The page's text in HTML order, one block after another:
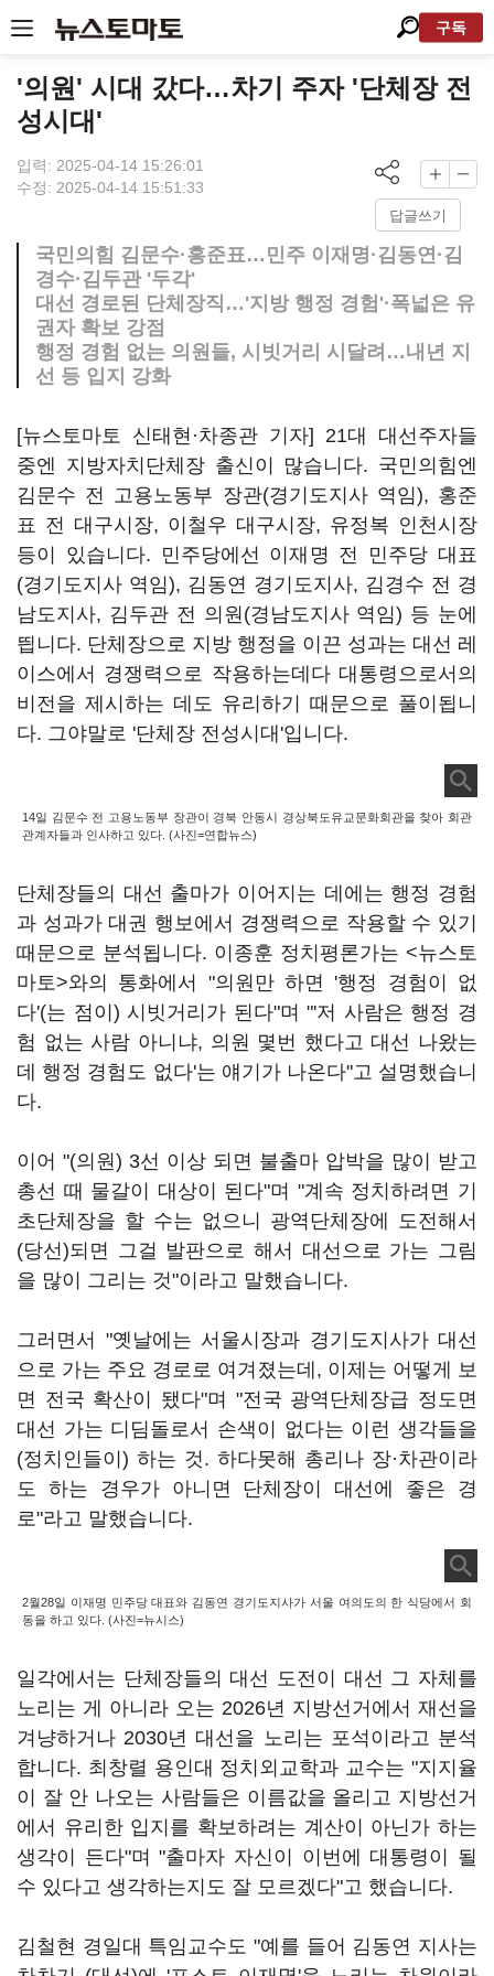
구독
'의원' 시대 갔다…차기 주자 '단체장 전
성시대'
입력: 2025-04-14 15:26:01
수정: 2025-04-14 15:51:33
답글쓰기
국민의힘 김문수·홍준표…민주 이재명·김동연·김
경수·김두관 '두각'
대선 경로된 단체장직…'지방 행정 경험'·폭넓은 유
권자 확보 강점
행정 경험 없는 의원들, 시빗거리 시달려…내년 지
선 등 입지 강화
[뉴스토마토 신태현·차종관 기자] 21대 대선주자들
중엔 지방자치단체장 출신이 많습니다. 국민의힘엔
김문수 전 고용노동부 장관(경기도지사 역임), 홍준
표 전 대구시장, 이철우 대구시장, 유정복 인천시장
등이 있습니다. 민주당에선 이재명 전 민주당 대표
(경기도지사 역임), 김동연 경기도지사, 김경수 전 경
남도지사, 김두관 전 의원(경남도지사 역임) 등 눈에
띕니다. 단체장으로 지방 행정을 이끈 성과는 대선 레
이스에서 경쟁력으로 작용하는데다 대통령으로서의
비전을 제시하는 데도 유리하기 때문으로 풀이됩니
다. 그야말로 '단체장 전성시대'입니다.
14일 김문수 전 고용노동부 장관이 경북 안동시 경상북도유교문화회관을 찾아 회관
관계자들과 인사하고 있다. (사진=연합뉴스)
단체장들의 대선 출마가 이어지는 데에는 행정 경험
과 성과가 대권 행보에서 경쟁력으로 작용할 수 있기
때문으로 분석됩니다. 이종훈 정치평론가는 <뉴스토
마토>와의 통화에서 "의원만 하면 '행정 경험이 없
다'(는 점이) 시빗거리가 된다"며 "'저 사람은 행정 경
험 없는 사람 아니냐, 의원 몇번 했다고 대선 나왔는
데 행정 경험도 없다'는 얘기가 나온다"고 설명했습니
다.
이어 "(의원) 3선 이상 되면 불출마 압박을 많이 받고
총선 때 물갈이 대상이 된다"며 "계속 정치하려면 기
초단체장을 할 수는 없으니 광역단체장에 도전해서
(당선)되면 그걸 발판으로 해서 대선으로 가는 그림
을 많이 그리는 것"이라고 말했습니다.
그러면서 "옛날에는 서울시장과 경기도지사가 대선
으로 가는 주요 경로로 여겨졌는데, 이제는 어떻게 보
면 전국 확산이 됐다"며 "전국 광역단체장급 정도면
대선 가는 디딤돌로서 손색이 없다는 이런 생각들을
(정치인들이) 하는 것. 하다못해 총리나 장·차관이라
도 하는 경우가 아니면 단체장이 대선에 좋은 경
로"라고 말했습니다.
2월28일 이재명 민주당 대표와 김동연 경기도지사가 서울 여의도의 한 식당에서 회
동을 하고 있다. (사진=뉴시스)
일각에서는 단체장들의 대선 도전이 대선 그 자체를
노리는 게 아니라 오는 2026년 지방선거에서 재선을
겨냥하거나 2030년 대선을 노리는 포석이라고 분석
합니다. 최창렬 용인대 정치외교학과 교수는 "지지율
이 잘 안 나오는 사람들은 이름값을 올리고 지방선거
에서 유리한 입지를 확보하려는 계산이 아닌가 하는
생각이 든다"며 "출마자 자신이 이번에 대통령이 될
수 있다고 생각하는지도 잘 모르겠다"고 했습니다.
김철현 경일대 특임교수도 "예를 들어 김동연 지사는